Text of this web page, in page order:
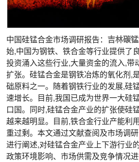
中国硅锰合金市场调研报告： 吉林碳
始,中国为钢铁、铁合金等行业提供了
投资涌入这些行业,大量资金的流入,带
扩张。硅锰合金是钢铁冶炼的氧化剂,
础原料之一。随着钢铁行业的发展,硅
速增长。目前,我国已成为世界一大硅
口国。同时,硅锰合金产业的扩张使硅
越来越明显。目前,铁合金行业产能利
重过剩。本文通过文献查阅及市场调
进行阐述,对硅锰合金产业上下游行业
政策环境影响、市场供需及竞争情况